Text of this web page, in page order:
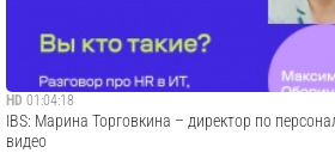
HD 01:04:18
IBS: Марина Торговкина – директор по
видео